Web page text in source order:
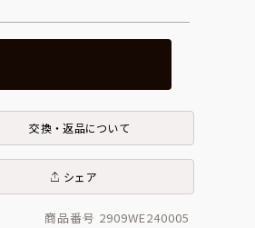
交換・返品について
シェア
商品番号 2909WE240005